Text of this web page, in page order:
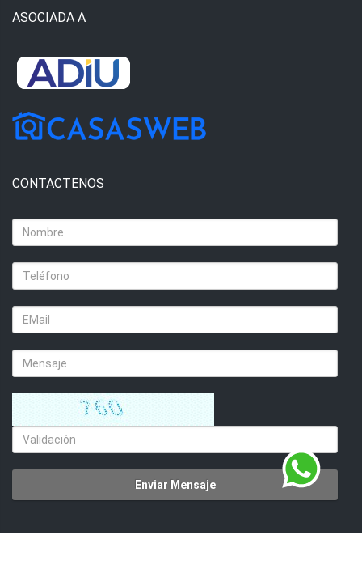
ASOCIADA A
CONTACTENOS